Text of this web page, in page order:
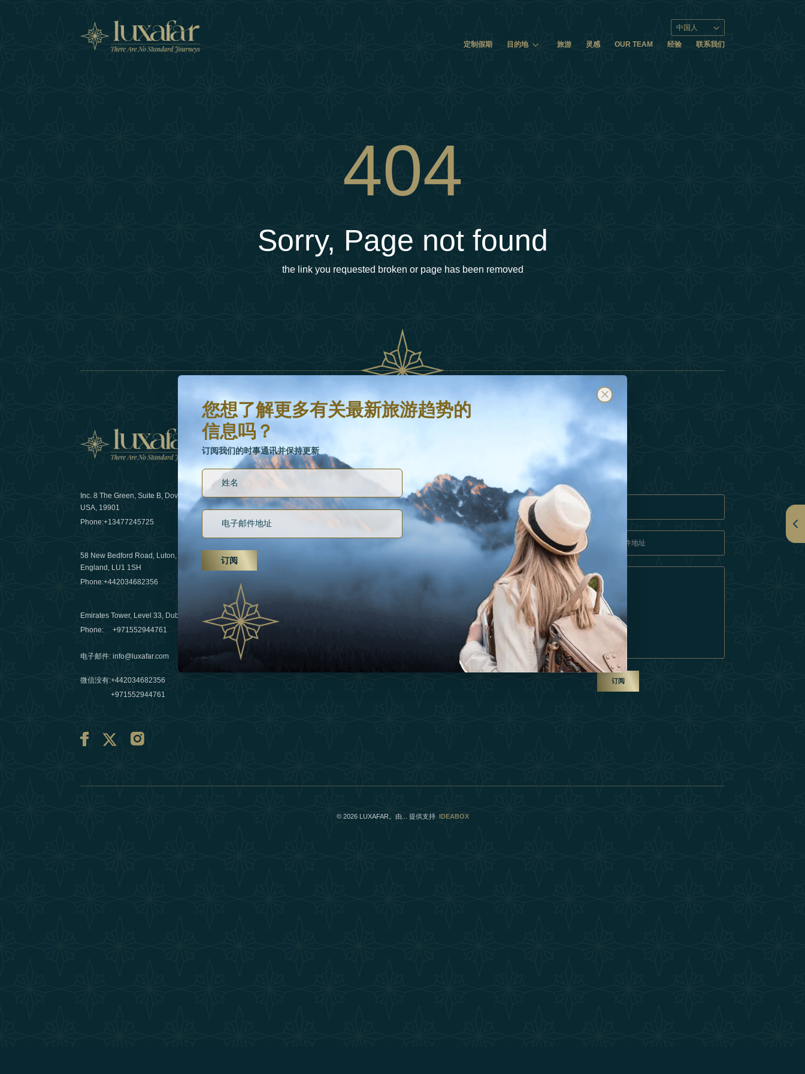
中国人
定制假期
目的地 旅游 灵感 OUR TEAM 经验 联系我们
404
Sorry, Page not found
the link you requested broken or page has been removed
Inc. 8 The Green, Suite B, Dover, DE
USA, 19901
Phone:+13477245725
58 New Bedford Road, Luton,
England, LU1 1SH
Phone:+442034682356
Emirates Tower, Level 33, Dubai, UAE
Phone:+971552944761
电子邮件:info@luxafar.com
微信没有:+442034682356
+971552944761
新闻
可持续发展如何重新定义2025年的豪华旅行
29 April 2025
远足、水疗护理和瑜伽，阿联酋崛起为健康目的地
03 April 2025
阿联酋旅行者的冬季逃生：重新定义奢华之旅
10 March 2025
关于我们
假日类型
经验
隐私政策
曲奇饼 政策
条款和条件
成为合作伙伴
Our Team
订阅
订阅
© 2026 LUXAFAR。由... 提供支持 IDEABOX
您想了解更多有关最新旅游趋势的信息吗？
订阅我们的时事通讯并保持更新
您想了解更多有关最新旅游趋势的
信息吗？
订阅我们的时事通讯并保持更新
订阅